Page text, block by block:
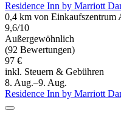
Residence Inn by Marriott
0,4 km von Einkaufszentrum
9,6/10
Außergewöhnlich
(92 Bewertungen)
97 €
inkl. Steuern & Gebühren
8. Aug.–9. Aug.
Residence Inn by Marriott